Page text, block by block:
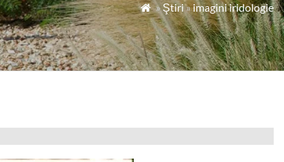
 »Ştiri»imagini iridologie